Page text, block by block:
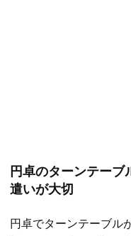
円卓のターンテー
遣いが大切
円卓でターンテーブル